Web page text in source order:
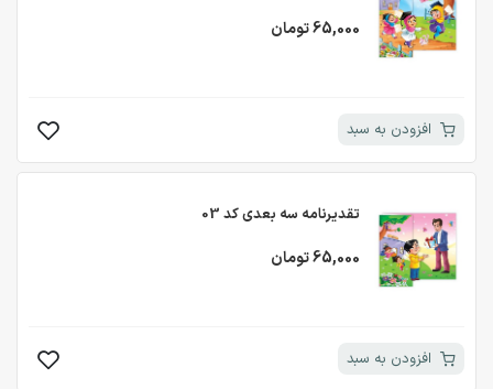
65,000 تومان
افزودن به سبد
تقدیرنامه سه بعدی کد 03
65,000 تومان
افزودن به سبد